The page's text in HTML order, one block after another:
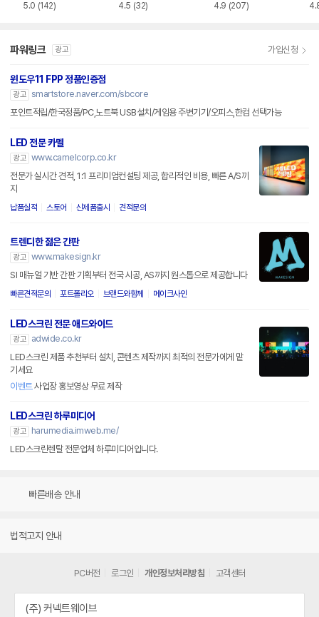
5.0 (142) 4.5 (32) 4.9 (207)
파워링크 광고 가입신청
윈도우11 FPP 정품인증점
광고 smartstore.naver.com/sbcore
포인트적립/한국정품/PC,노트북 USB설치/게임용 주변기기/오피스,한컴 선택가능
LED 전문 카멜
광고 www.camelcorp.co.kr
전문가 실시간 견적, 1:1 프리미엄컨설팅 제공, 합리적인 비용, 빠른 A/S까
지
납품실적 스토어 신제품출시 견적문의
트렌디한 젊은 간판
광고 www.makesign.kr
SI 매뉴얼 기반 간판 기획부터 전국 시공, AS까지 원스톱으로 제공합니다
빠른견적문의 포트폴리오 브랜드와함께 메이크사인
LED스크린 전문 애드와이드
광고
adwide.co.kr
LED스크린 제품 추천부터 설치, 콘텐츠 제작까지 최적의 전문가에게 맡
기세요
이벤트사업장 홍보영상 무료 제작
LED스크린 하루미디어
광고
harumedia.imweb.me/
LED스크린렌탈 전문업체 하루미디어입니다.
빠른배송 안내
법적고지 안내
PC버전 로그인 개인정보처리방침 고객센터
(주) 커넥트웨이브